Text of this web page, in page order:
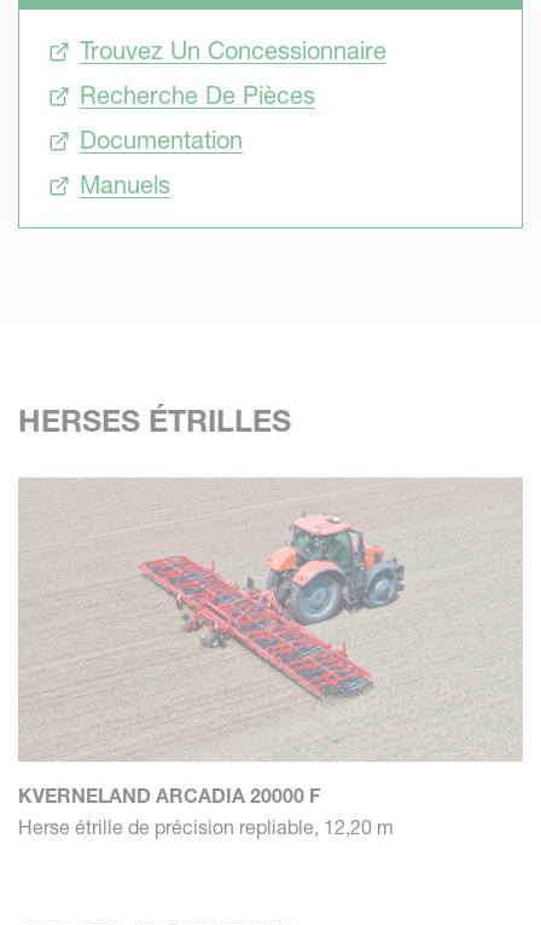
Trouvez Un Concessionnaire
Recherche De Pièces
Documentation
Manuels
HERSES ÉTRILLES
KVERNELAND ARCADIA 20000 F
Herse étrille de précision repliable, 12,20 m